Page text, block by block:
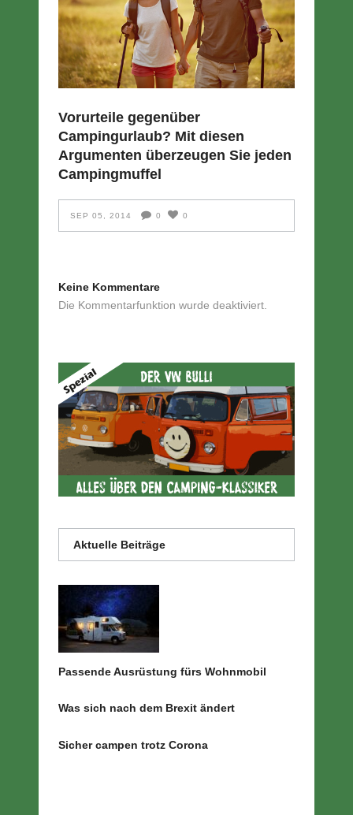
Vorurteile gegenüber
Campingurlaub? Mit diesen
Argumenten überzeugen Sie jeden
Campingmuffel
SEP 05, 2014 0 0
Keine Kommentare
Die Kommentarfunktion wurde deaktiviert.
Aktuelle Beiträge
Passende Ausrüstung fürs Wohnmobil
Was sich nach dem Brexit ändert
Sicher campen trotz Corona